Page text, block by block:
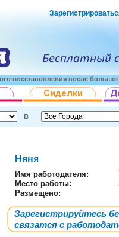
восстановления после
В
Няня
Имя работодателя:
Место работы:
Размещено:
Зарегистрируйтесь
связатся с